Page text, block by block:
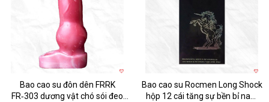
Bao cao su đôn dên FRRK
FR‑303 dương vật chó sói đeo
Bao cao su Rocmen Long Shock
hộp 12 cái tăng sự bền bỉ nam